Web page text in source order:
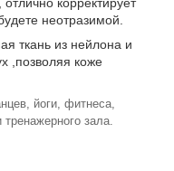
неотразимой.
ткань из нейлона и
,позволяя коже
йоги, фитнеса,
зала.